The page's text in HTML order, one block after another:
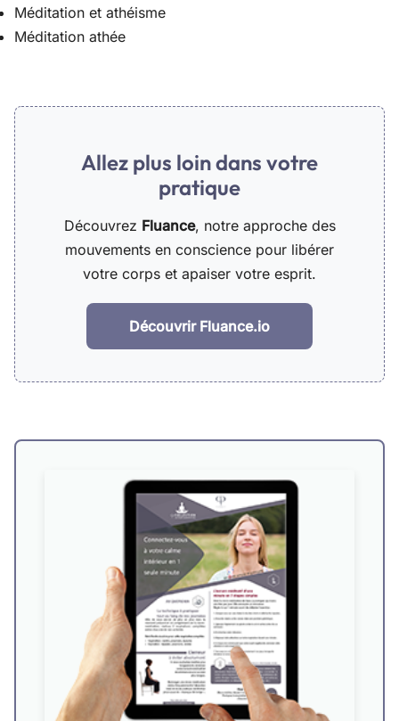
Méditation et athéisme
Méditation athée
Allez plus loin dans votre
pratique
Découvrez Fluance, notre approche des
mouvements en conscience pour libérer
votre corps et apaiser votre esprit.
Découvrir Fluance.io